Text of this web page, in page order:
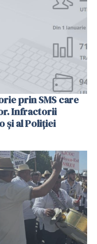
prin SMS care
Infractorii
și al Poliției